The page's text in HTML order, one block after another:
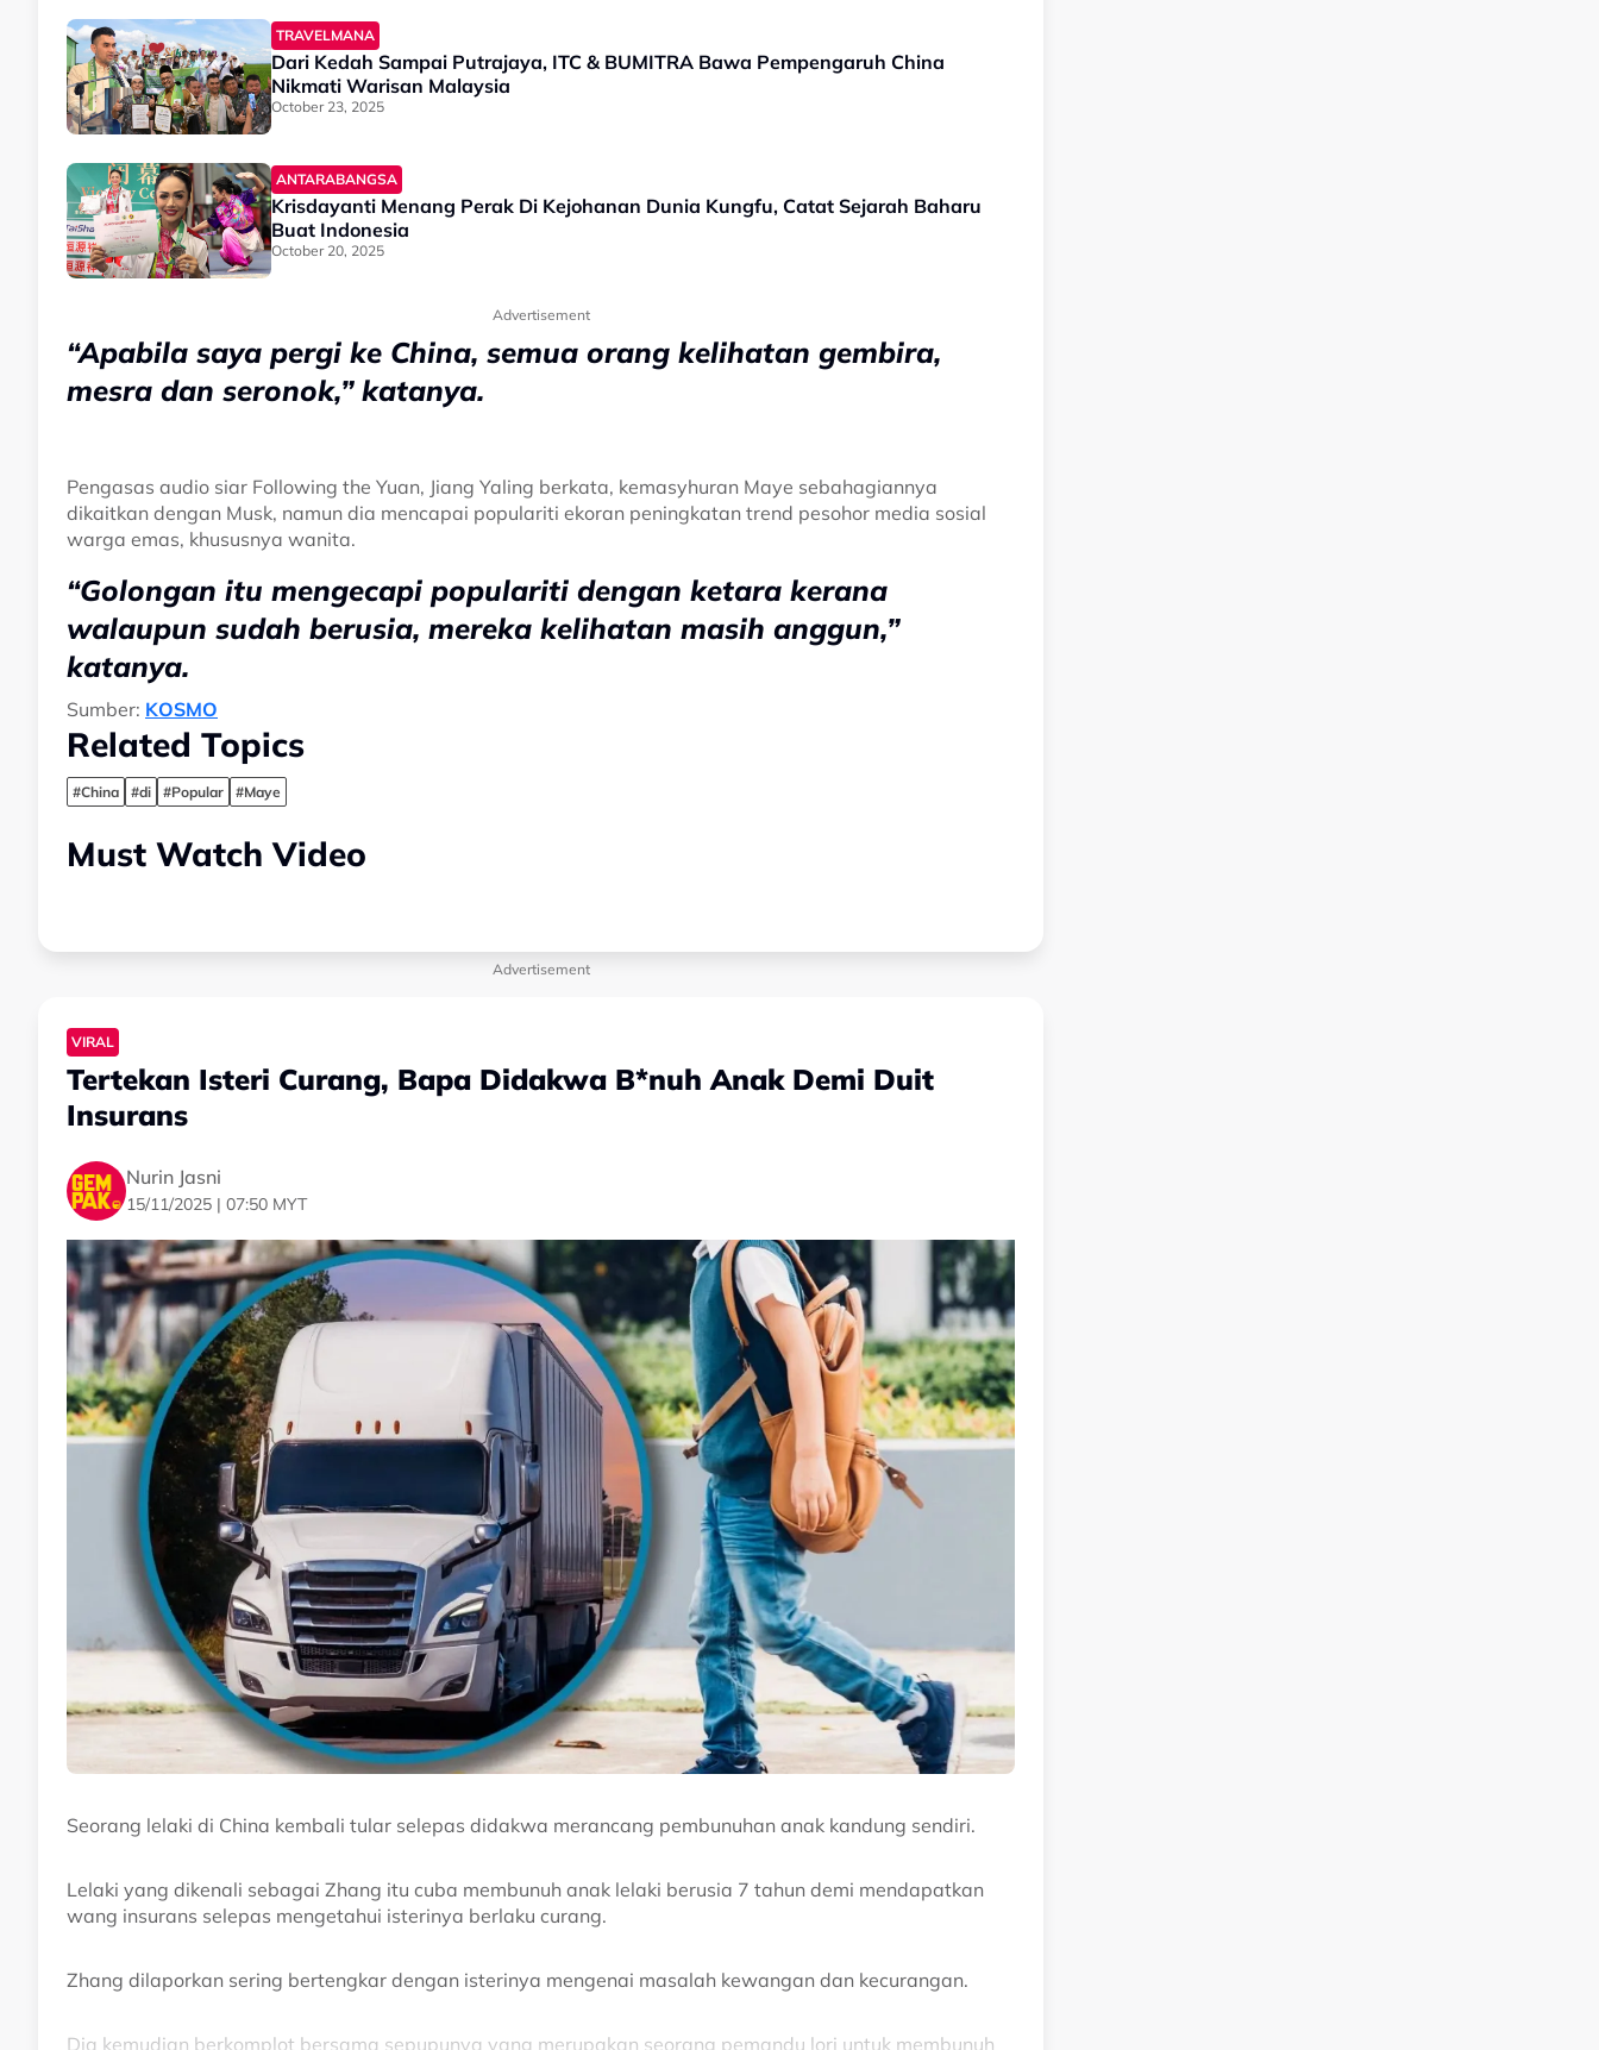
TRAVELMANA
Dari Kedah Sampai Putrajaya, ITC & BUMITRA Bawa Pempengaruh China
Nikmati Warisan Malaysia
October 23, 2025
ANTARABANGSA
Krisdayanti Menang Perak Di Kejohanan Dunia Kungfu, Catat Sejarah Baharu
Buat Indonesia
October 20, 2025
Advertisement
“Apabila saya pergi ke China, semua orang kelihatan gembira,
mesra dan seronok,” katanya.
Pengasas audio siar Following the Yuan, Jiang Yaling berkata, kemasyhuran Maye sebahagiannya
dikaitkan dengan Musk, namun dia mencapai populariti ekoran peningkatan trend pesohor media sosial
warga emas, khususnya wanita.
“Golongan itu mengecapi populariti dengan ketara kerana
walaupun sudah berusia, mereka kelihatan masih anggun,”
katanya.
Sumber: KOSMO
Related Topics
#China #di #Popular #Maye
Must Watch Video
Advertisement
VIRAL
Tertekan Isteri Curang, Bapa Didakwa B*nuh Anak Demi Duit
Insurans
Nurin Jasni
15/11/2025 | 07:50 MYT
Seorang lelaki di China kembali tular selepas didakwa merancang pembunuhan anak kandung sendiri.
Lelaki yang dikenali sebagai Zhang itu cuba membunuh anak lelaki berusia 7 tahun demi mendapatkan
wang insurans selepas mengetahui isterinya berlaku curang.
Zhang dilaporkan sering bertengkar dengan isterinya mengenai masalah kewangan dan kecurangan.
Dia kemudian berkomplot bersama sepupunya yang merupakan seorang pemandu lori untuk membunuh